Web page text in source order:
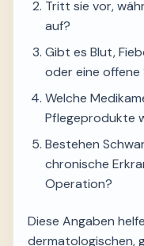
Tritt sie vor,
auf?
Gibt es Blut,
oder eine offene
Welche
Pflegeprodukte
Bestehen
chronische
Operation?
Diese Angaben
dermatologischen,